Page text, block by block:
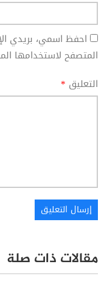
احفظ اسمي، بريدي
المتصفح لاستخدامها
التعليق *
مقالات ذات صلة